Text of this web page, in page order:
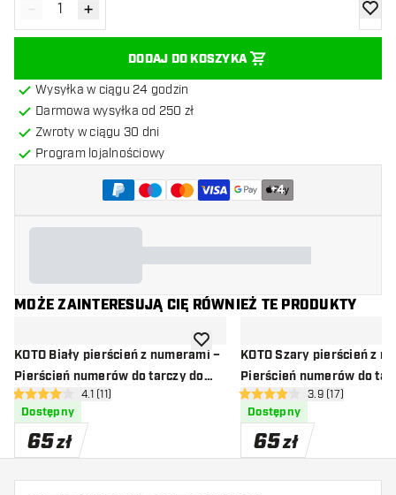
Zmniejsz ilość
- Zwiększ ilość
+
DODAJ DO KOSZYKA
Wysyłka w ciągu 24 godzin
Darmowa wysyłka od 250 zł
Zwroty w ciągu 30 dni
Program lojalnościowy
+4
MOŻE ZAINTERESUJĄ CIĘ RÓWNIEŻ TE PRODUKTY
KOTO Biały pierścień z numerami –
Pierścień numerów do tarczy do
darta
otwórz panel recenzji
4.1 gwiazdki oceny
4.1 (11)
Dostępny
65zł
dodaj do listy życzeń
KOTO Szary pierścień z
Pierścień numerów do
darta
otwórz panel
3.9 gwiazdki oceny
3.9 (17)
Dostępny
65zł